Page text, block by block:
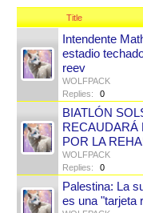
Title
Intendente
estadio
reev
WOLFPACK
Replies:
0
BIATLÓN
RECAUDARÁ
POR LA
WOLFPACK
Replies:
0
Palestina: La
es una "tarjeta